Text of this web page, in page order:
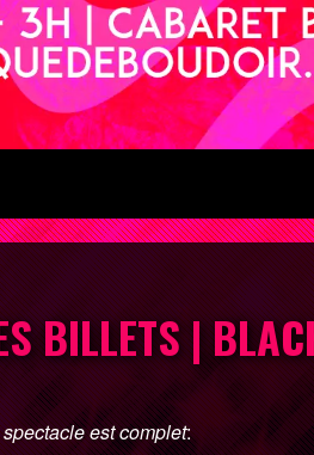
BILLETS|
est complet: